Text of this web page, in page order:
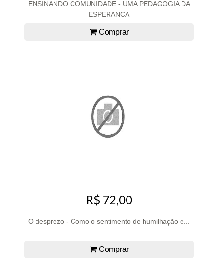
ENSINANDO COMUNIDADE - UMA PEDAGOGIA DA
ESPERANCA
Comprar
R$ 72,00
O desprezo - Como o sentimento de humilhação e...
Comprar